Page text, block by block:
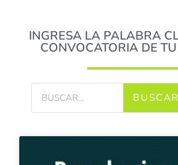
INGRESA LA PALABRA
CONVOCATORIA DE